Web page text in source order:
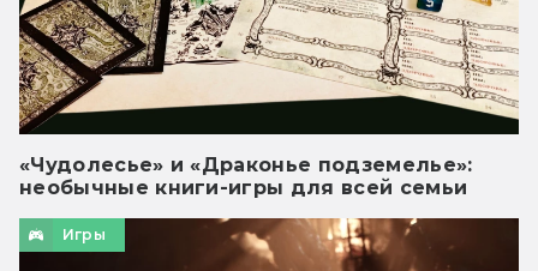
«Чудолесье» и «Драконье подземелье»:
необычные книги-игры для всей семьи
Игры